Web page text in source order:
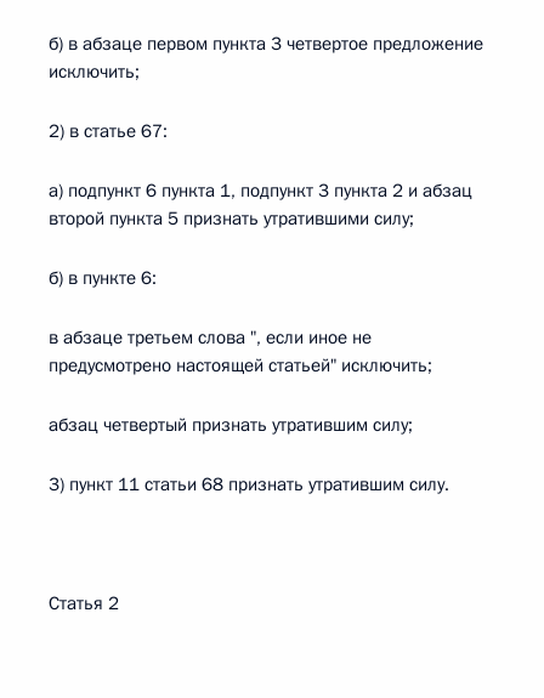
б) в абзаце первом пункта 3 четвертое предложение
исключить;
2) в статье 67:
а) подпункт 6 пункта 1, подпункт 3 пункта 2 и абзац
второй пункта 5 признать утратившими силу;
б) в пункте 6:
в абзаце третьем слова ", если иное не
предусмотрено настоящей статьей" исключить;
абзац четвертый признать утратившим силу;
3) пункт 11 статьи 68 признать утратившим силу.
Статья 2